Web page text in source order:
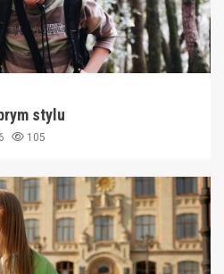
stylu
105